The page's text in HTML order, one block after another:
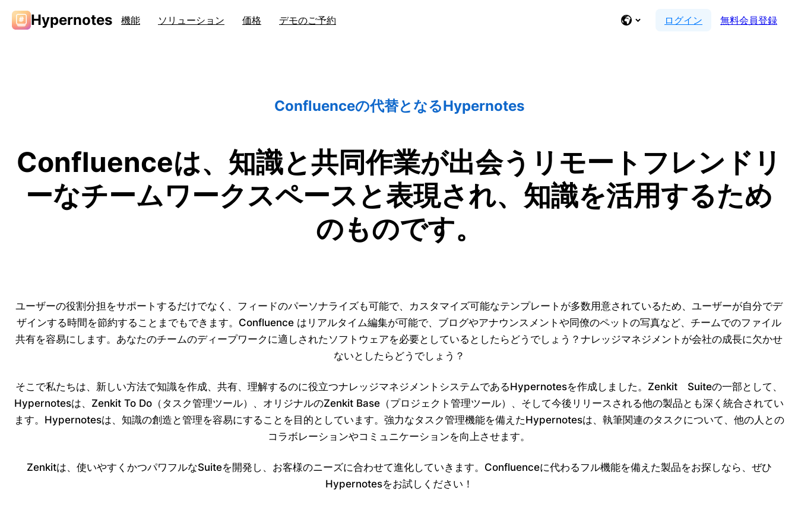
Hypernotes 機能 ソリューション 価格 デモのご予約 ログイン 無料会員登録
Confluenceの代替となるHypernotes
Confluenceは、知識と共同作業が出会うリモートフレンドリ
ーなチームワークスペースと表現され、知識を活用するため
のものです。
ユーザーの役割分担をサポートするだけでなく、フィードのパーソナライズも可能で、カスタマイズ可能なテンプレートが多数用意されているため、ユーザーが自分でデ
ザインする時間を節約することまでもできます。Confluence はリアルタイム編集が可能で、ブログやアナウンスメントや同僚のペットの写真など、チームでのファイル
共有を容易にします。あなたのチームのディープワークに適しされたソフトウェアを必要としているとしたらどうでしょう？ナレッジマネジメントが会社の成長に欠かせ
ないとしたらどうでしょう？
そこで私たちは、新しい方法で知識を作成、共有、理解するのに役立つナレッジマネジメントシステムであるHypernotesを作成しました。Zenkit Suiteの一部として、
Hypernotesは、Zenkit To Do（タスク管理ツール）、オリジナルのZenkit Base（プロジェクト管理ツール）、そして今後リリースされる他の製品とも深く統合されてい
ます。Hypernotesは、知識の創造と管理を容易にすることを目的としています。強力なタスク管理機能を備えたHypernotesは、執筆関連のタスクについて、他の人との
コラボレーションやコミュニケーションを向上させます。
Zenkitは、使いやすくかつパワフルなSuiteを開発し、お客様のニーズに合わせて進化していきます。Confluenceに代わるフル機能を備えた製品をお探しなら、ぜひ
Hypernotesをお試しください！